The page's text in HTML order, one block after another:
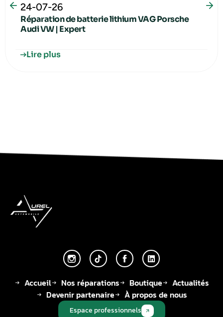
24-07-26
Réparation de batterie lithium VAG Porsche
Audi VW | Expert
Lire plus
Accueil Nos réparations Boutique
Actualités
Devenir partenaire
À propos de nous
Espace professionnels